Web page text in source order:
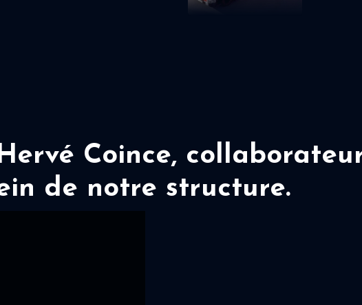
Coince,
de notre structure.